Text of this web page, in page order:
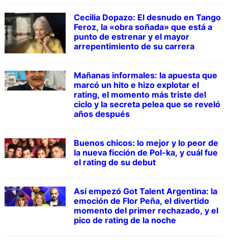
Cecilia Dopazo: El desnudo en Tango
Feroz, la «obra soñada» que está a
punto de estrenar y el mayor
arrepentimiento de su carrera
Mañanas informales: la apuesta que
marcó un hito e hizo explotar el
rating, el momento más triste del
ciclo y la secreta pelea que se reveló
años después
Buenos chicos: lo mejor y lo peor de
la nueva ficción de Pol-ka, y cuál fue
el rating de su debut
Así empezó Got Talent Argentina: la
emoción de Flor Peña, el divertido
momento del primer rechazado, y el
pico de rating de la noche